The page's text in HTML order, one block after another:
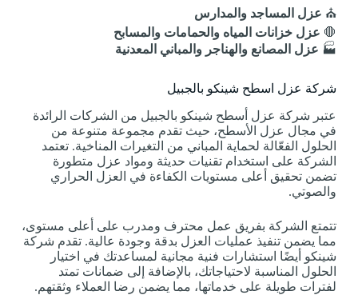
⛪ عزل المساجد والمدارس
🛑 عزل خزانات المياه والحمامات والمسابح
🏭 عزل المصانع والهناجر والمباني المعدنية
شركة عزل اسطح شينكو بالجبيل
عتبر شركة عزل أسطح شينكو بالجبيل من الشركات الرائدة
في مجال عزل الأسطح، حيث تقدم مجموعة متنوعة من
الحلول الفعّالة لحماية المباني من التغيرات المناخية. تعتمد
الشركة على استخدام تقنيات حديثة ومواد عزل متطورة
تضمن تحقيق أعلى مستويات الكفاءة في العزل الحراري
والصوتي.
تتمتع الشركة بفريق عمل محترف ومدرب على أعلى مستوى،
مما يضمن تنفيذ عمليات العزل بدقة وجودة عالية. تقدم شركة
شينكو أيضًا استشارات فنية مجانية لمساعدتك في اختيار
الحلول المناسبة لاحتياجاتك، بالإضافة إلى ضمانات تمتد
لفترات طويلة على خدماتها، مما يضمن رضا العملاء وثقتهم.